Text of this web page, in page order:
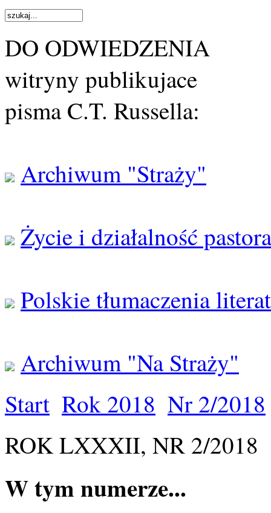
DO ODWIEDZENIA
witryny publikujace
pisma C.T. Russella:
Archiwum "Straży"
Życie i działalność
Polskie tłumaczenia
Archiwum "Na Straży"
Start Rok 2018 Nr 2/2018
ROK LXXXII, NR 2/2018
W tym numerze...